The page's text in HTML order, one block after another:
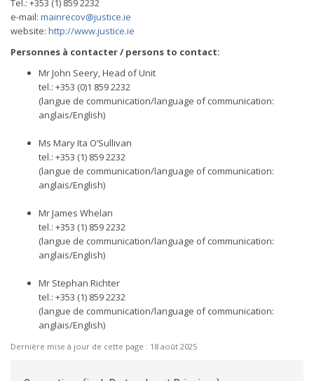
Tel.: +353 (1) 859 2232
e-mail: mainrecov@justice.ie
website: http://www.justice.ie
Personnes à contacter / persons to contact:
Mr John Seery, Head of Unit
tel.: +353 (0)1 859 2232
(langue de communication/language of communication:
anglais/English)
Ms Mary Ita O’Sullivan
tel.: +353 (1) 859 2232
(langue de communication/language of communication:
anglais/English)
Mr James Whelan
tel.: +353 (1) 859 2232
(langue de communication/language of communication:
anglais/English)
Mr Stephan Richter
tel.: +353 (1) 859 2232
(langue de communication/language of communication:
anglais/English)
Dernière mise à jour de cette page : 18 août 2025